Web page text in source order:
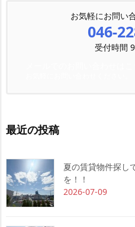
お気軽にお問い
046-
受付時間
最近の投稿
夏の賃貸物件探し
を！！
2026-07-09